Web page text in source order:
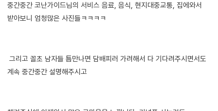
중간중간 코난가이드님의 서비스 음료, 음식, 현지대중교통, 집에와서
받아보니 엄청많은 사진들ㅋㅋㅋㅋ
그리고 꼴초 남자들 틈만나면 담배피러 가려해서 다 기다려주시면서도
계속 중간중간 설명해주시고